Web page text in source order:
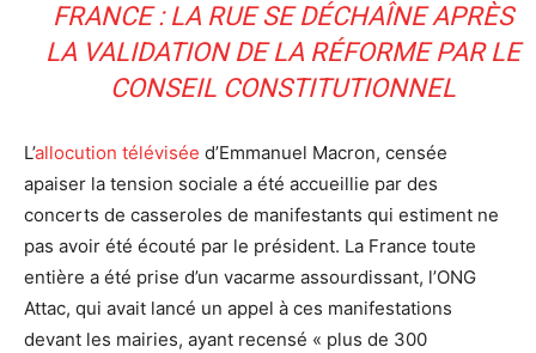
FRANCE : LA RUE SE DÉCHAÎNE APRÈS
LA VALIDATION DE LA RÉFORME PAR LE
CONSEIL CONSTITUTIONNEL
L’allocution télévisée d’Emmanuel Macron, censée
apaiser la tension sociale a été accueillie par des
concerts de casseroles de manifestants qui estiment ne
pas avoir été écouté par le président. La France toute
entière a été prise d’un vacarme assourdissant, l’ONG
Attac, qui avait lancé un appel à ces manifestations
devant les mairies, ayant recensé « plus de 300